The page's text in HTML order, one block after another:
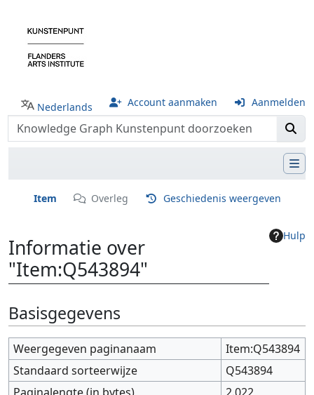
Nederlands Account aanmaken Aanmelden
Item Overleg Geschiedenis weergeven
Hulp
Informatie over
"Item:Q543894"
Ga naar:
Basisgegevens
Weergegeven paginanaam
Item:Q543894
Standaard sorteerwijze
Q543894